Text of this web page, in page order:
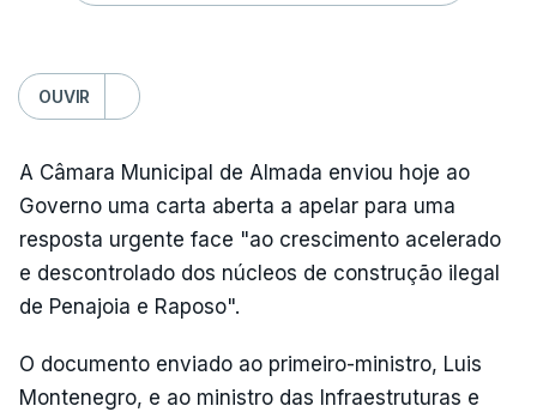
OUVIR
A Câmara Municipal de Almada enviou hoje ao
Governo uma carta aberta a apelar para uma
resposta urgente face "ao crescimento acelerado
e descontrolado dos núcleos de construção ilegal
de Penajoia e Raposo".
O documento enviado ao primeiro-ministro, Luis
Montenegro, e ao ministro das Infraestruturas e